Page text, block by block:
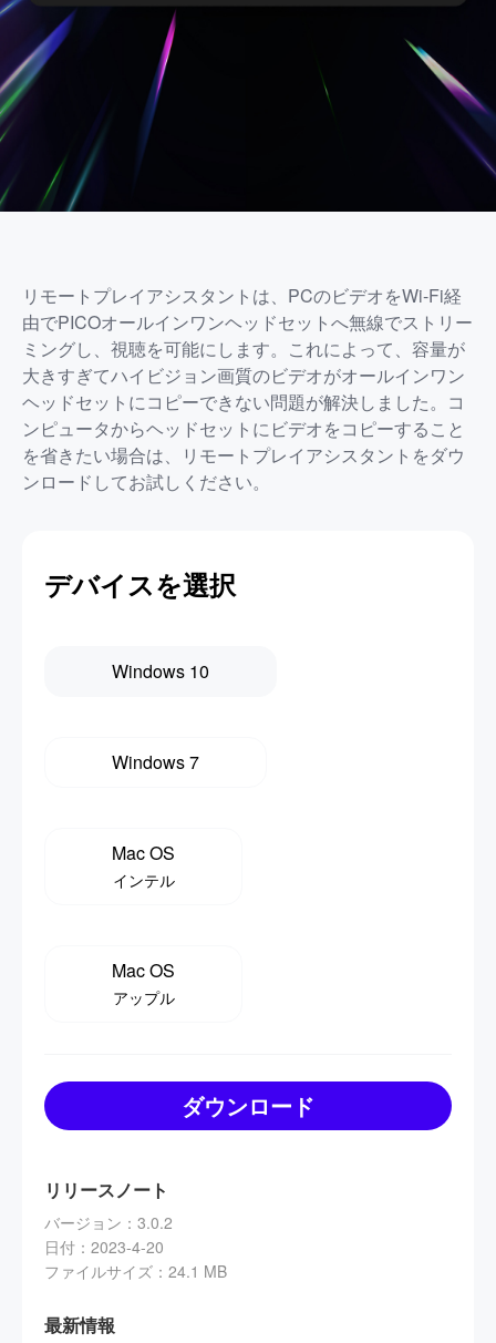
リモートプレイアシスタントは、PCのビデオをWi-Fi経
由でPICOオールインワンヘッドセットへ無線でストリー
ミングし、視聴を可能にします。これによって、容量が
大きすぎてハイビジョン画質のビデオがオールインワン
ヘッドセットにコピーできない問題が解決しました。コ
ンピュータからヘッドセットにビデオをコピーすること
を省きたい場合は、リモートプレイアシスタントをダウ
ンロードしてお試しください。
デバイスを選択
Windows 10
Windows 7
Mac OS
インテル
Mac OS
アップル
ダウンロード
リリースノート
バージョン ： 3.0.2
日付 ： 2023-4-20
ファイルサイズ ： 24.1 MB
最新情報